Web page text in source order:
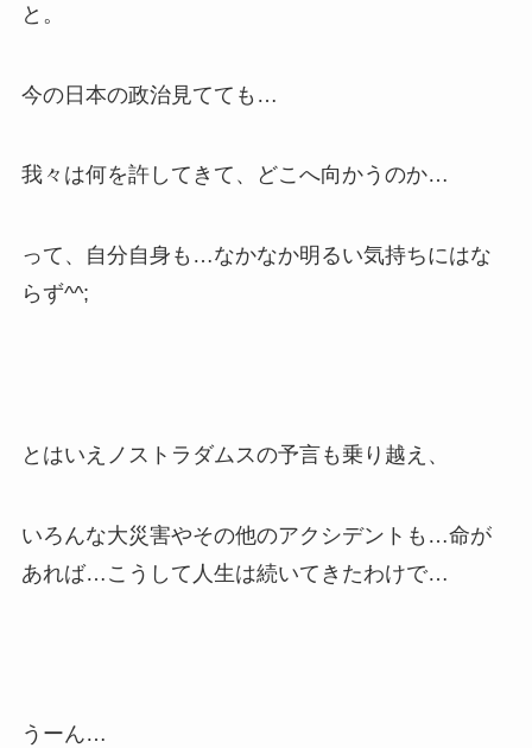
と。
今の日本の政治見てても…
我々は何を許してきて、どこへ向かうのか…
って、自分自身も…なかなか明るい気持ちにはな
らず^^;
とはいえノストラダムスの予言も乗り越え、
いろんな大災害やその他のアクシデントも…命が
あれば…こうして人生は続いてきたわけで…
うーん…